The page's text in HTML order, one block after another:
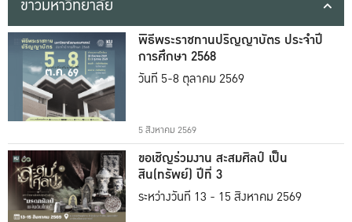
ข่าวมหาวิทยาลัย
พิธีพระราชทานปริญญาบัตร ประจำปี
การศึกษา 2568
วันที่ 5-8 ตุลาคม 2569
5 สิงหาคม 2569
ขอเชิญร่วมงาน สะสมศิลป์ เป็น
สิน(ทรัพย์) ปีที่ 3
ระหว่างวันที่ 13 - 15 สิงหาคม 2569